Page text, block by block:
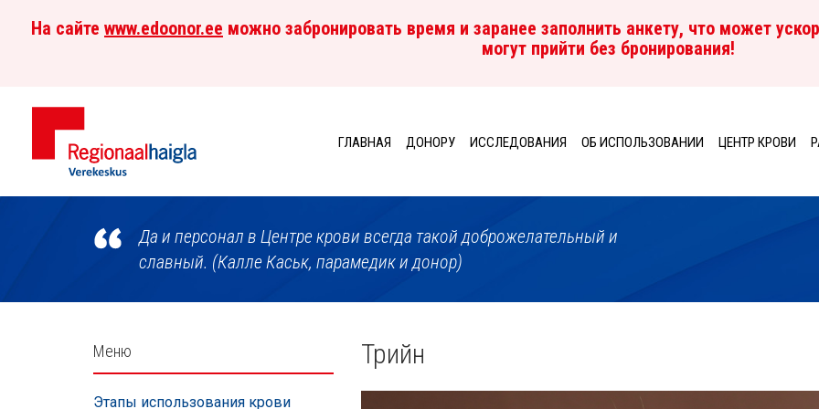
На сайте www.edoonor.ee можно забронировать время и заранее заполнить анкету, что может
могут прийти без бронирования!
Центр
крови
ГЛАВНАЯ ДОНОРУ ИССЛЕДОВАНИЯ ОБ ИСПОЛЬЗОВАНИИ ЦЕНТР КРОВИ
Да и персонал в Центре крови всегда такой доброжелательный и
славный. (Калле Каськ, парамедик и донор)
Külgpaani
navigatsioon
Меню
Этапы использования крови
Трийн